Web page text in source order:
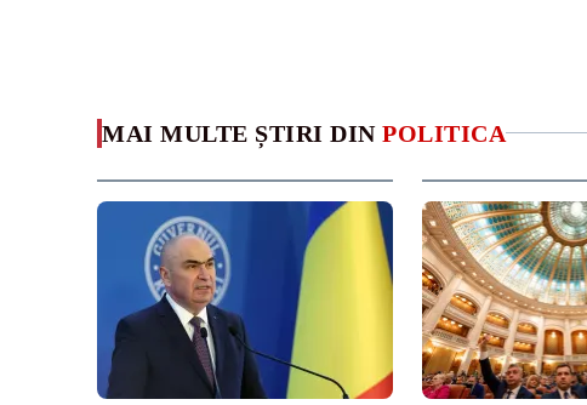
MAI MULTE ȘTIRI DIN POLITICA